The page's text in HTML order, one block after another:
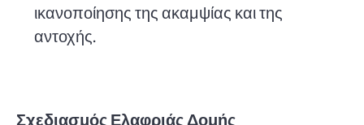
ικανοποίησης της ακαμψίας και της
αντοχής.
Σχεδιασμός Ελαφριάς Δομής